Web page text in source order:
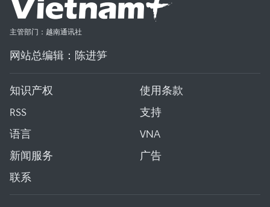
主管部门：越南通讯社
网站总编辑：陈进笋
知识产权
使用条款
RSS
支持
语言
VNA
新闻服务
广告
联系